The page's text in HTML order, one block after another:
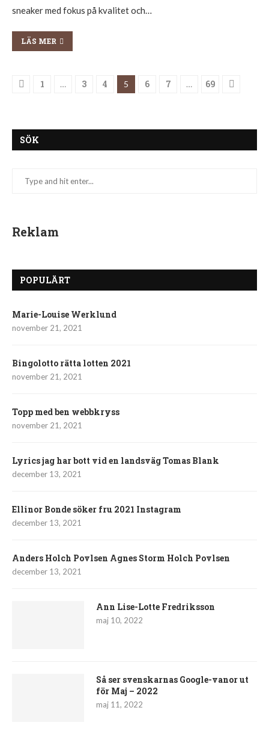
sneaker med fokus på kvalitet och…
LÄS MER
1 … 3 4 5 6 7 … 69
SÖK
Reklam
POPULÄRT
Marie-Louise Werklund
november 21, 2021
Bingolotto rätta lotten 2021
november 21, 2021
Topp med ben webbkryss
november 21, 2021
Lyrics jag har bott vid en landsväg Tomas Blank
december 13, 2021
Ellinor Bonde söker fru 2021 Instagram
december 13, 2021
Anders Holch Povlsen Agnes Storm Holch Povlsen
december 13, 2021
Ann Lise-Lotte Fredriksson
maj 10, 2022
Så ser svenskarnas Google-vanor ut
för Maj – 2022
maj 11, 2022